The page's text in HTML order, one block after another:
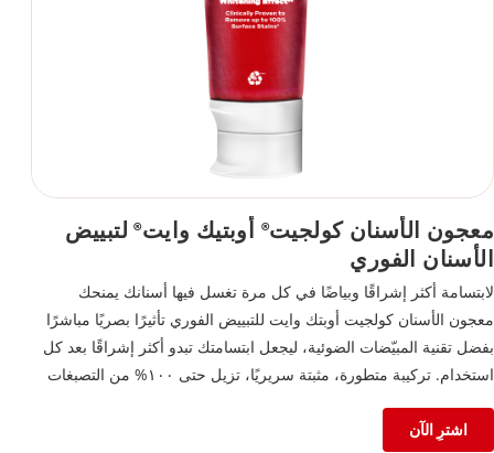
معجون الأسنان كولجيت® أوبتيك وايت® لتبييض
الأسنان الفوري
لابتسامة أكثر إشراقًا وبياضًا في كل مرة تغسل فيها أسنانك يمنحك
معجون الأسنان كولجيت أوبتك وايت للتبييض الفوري تأثيرًا بصريًا مباشرًا
بفضل تقنية المبيّضات الضوئية، ليجعل ابتسامتك تبدو أكثر إشراقًا بعد كل
استخدام. تركيبة متطورة، مثبتة سريريًا، تزيل حتى ١٠٠% من التصبغات
في غضون أسبوعين. تركيبة الفلورايد الآمنة على المينا لا تكتفي بتقوية
اشترِ الآن